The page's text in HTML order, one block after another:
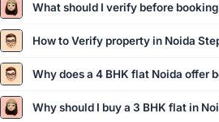
What should I verify before
How to Verify property in Noida
Why does a 4 BHK flat Noida offer
Why should I buy a 3 BHK flat in